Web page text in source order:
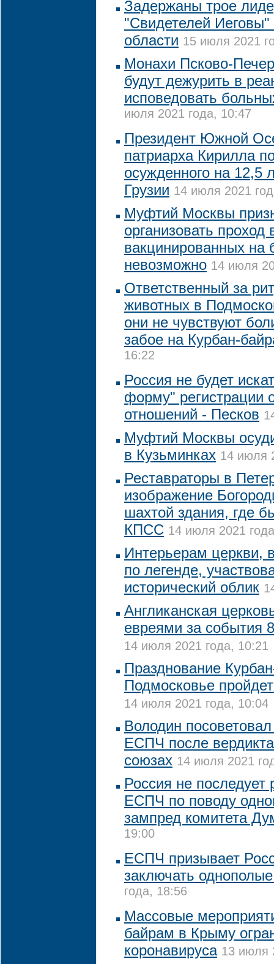
Задержаны трое
"Свидетелей Иеговы"
области 15 июля 2021
Монахи Псково-
будут дежурить в
исповедовать
июля 2021 года, 10:47
Президент Южной
патриарха Кирилла
осужденного на 12,5
Грузии 14 июля 2021
Муфтий Москвы
организовать
вакцинированных на
невозможно 14 июля
Ответственный за
животных в
они не чувствуют
забое на Курбан-
16:22
Россия не будет
форму" регистрации
отношений - Песков
Муфтий Москвы
в Кузьминках 14 июля
Реставраторы в
изображение
шахтой здания, где
КПСС 14 июля 2021
Интерьерам церкви,
по легенде,
исторический облик
Англиканская
евреями за события
14 июля 2021 года, 10:21
Празднование
Подмосковье
14 июля 2021 года, 10:04
Володин
ЕСПЧ после
союзах 14 июля 2021
Россия не последует
ЕСПЧ по поводу
зампред комитета
19:00
ЕСПЧ призывает
заключать
года, 18:56
Массовые
байрам в Крыму
коронавируса 13 июля